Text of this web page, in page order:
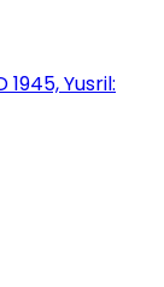
Yusril: